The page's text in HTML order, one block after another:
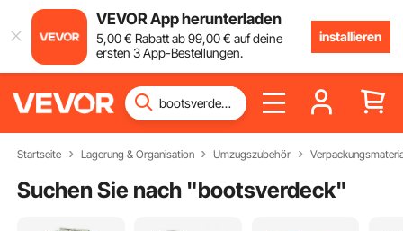
VEVOR App herunterladen
5,00€ Rabatt ab99,00€ auf deine
ersten 3 App-Bestellungen.
installieren
Startseite Lagerung & Organisation Umzugszubehör
Suchen Sie nach "bootsverdeck"